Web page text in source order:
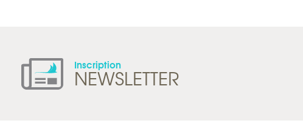
Inscription
NEWSLETTER